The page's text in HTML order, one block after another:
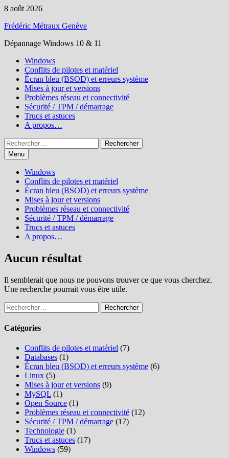
Passer
contenu
8 août 2026
Frédéric Métraux Genève
Dépannage Windows 10 & 11
Windows
Conflits de pilotes et matériel
Écran bleu (BSOD) et erreurs système
Mises à jour et versions
Problèmes réseau et connectivité
Sécurité / TPM / démarrage
Trucs et astuces
A propos…
Rechercher :
Menu
Windows
Conflits de pilotes et matériel
Écran bleu (BSOD) et erreurs système
Mises à jour et versions
Problèmes réseau et connectivité
Sécurité / TPM / démarrage
Trucs et astuces
A propos…
Aucun résultat
Il semblerait que nous ne pouvons trouver ce que vous cherchez.
Une recherche pourrait vous être utile.
Rechercher :
Catégories
Conflits de pilotes et matériel (7)
Databases (1)
Écran bleu (BSOD) et erreurs système (6)
Linux (5)
Mises à jour et versions (9)
MySQL (1)
Open Source (1)
Problèmes réseau et connectivité (12)
Sécurité / TPM / démarrage (17)
Technologie (1)
Trucs et astuces (17)
Windows (59)